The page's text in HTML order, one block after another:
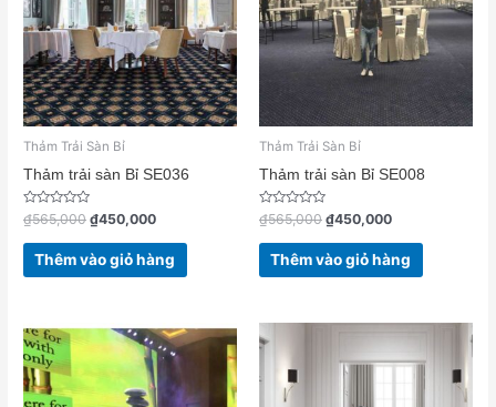
Thảm Trải Sàn Bỉ
Thảm trải sàn Bỉ SE036
Được
xếp
hạng
sao
₫565,000 ₫450,000
Thêm vào giỏ hàng
Thảm Trải Sàn Bỉ
Thảm trải sàn Bỉ SE008
Được
xếp
hạng
sao
₫565,000 ₫450,000
Thêm vào giỏ hàng